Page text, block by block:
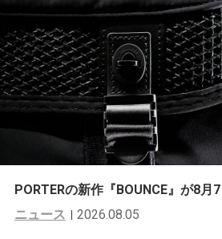
PORTERの新作『BOUNCE』が8月
ニュース
2026.08.05